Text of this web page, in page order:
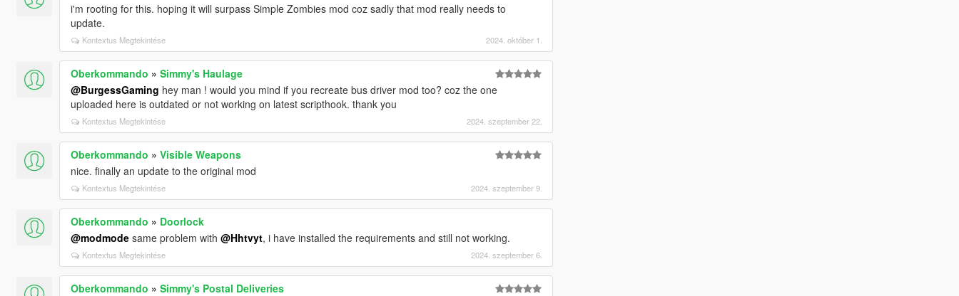
i'm rooting for this. hoping it will surpass Simple Zombies mod coz sadly that mod really needs to
update.
Kontextus Megtekintése 2024. október 1.
Oberkommando » Simmy's Haulage
@BurgessGaming hey man ! would you mind if you recreate bus driver mod too? coz the one
uploaded here is outdated or not working on latest scripthook. thank you
Kontextus Megtekintése 2024. szeptember 22.
Oberkommando » Visible Weapons
nice. finally an update to the original mod
Kontextus Megtekintése 2024. szeptember 9.
Oberkommando » Doorlock
@modmodesame problem with @Hhtvyt, i have installed the requirements and still not working.
Kontextus Megtekintése 2024. szeptember 6.
Oberkommando » Simmy's Postal Deliveries